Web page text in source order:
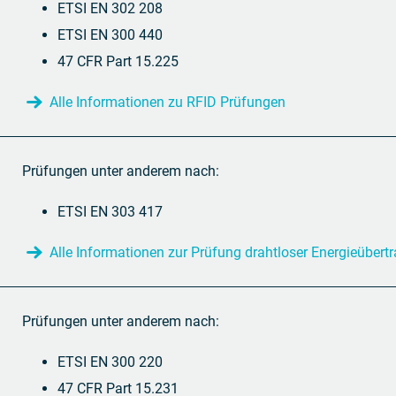
ETSI EN 302 208
ETSI EN 300 440
47 CFR Part 15.225
Alle Informationen zu RFID Prüfungen
Prüfungen unter anderem nach:
ETSI EN 303 417
Alle Informationen zur Prüfung drahtloser
Prüfungen unter anderem nach:
ETSI EN 300 220
47 CFR Part 15.231